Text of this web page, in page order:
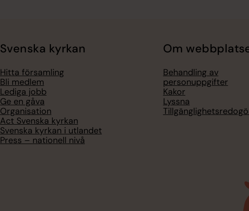
Svenska kyrkan
Hitta församling
Bli medlem
Lediga jobb
Ge en gåva
Organisation
Act Svenska kyrkan
Svenska kyrkan i utlandet
Press – nationell nivå
Om
Behandling av
personuppgifter
Kakor
Lyssna